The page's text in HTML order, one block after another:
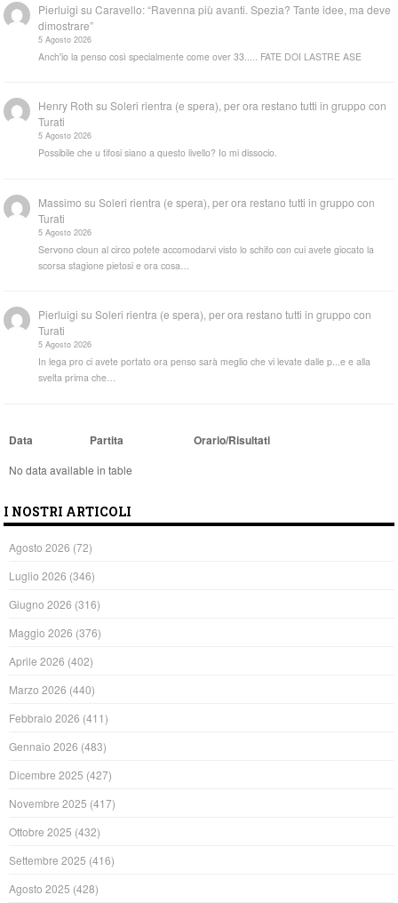
Pierluigi suCaravello: “Ravenna più avanti. Spezia? Tante idee, ma deve
dimostrare”
5 Agosto 2026
Anch'io la penso così specialmente come over 33..... FATE DOI LASTRE ASE
Henry Roth suSoleri rientra (e spera), per ora restano tutti in gruppo con
Turati
5 Agosto 2026
Possibile che u tifosi siano a questo livello? Io mi dissocio.
Massimo suSoleri rientra (e spera), per ora restano tutti in gruppo con
Turati
5 Agosto 2026
Servono cloun al circo potete accomodarvi visto lo schifo con cui avete giocato la
scorsa stagione pietosi e ora cosa…
Pierluigi suSoleri rientra (e spera), per ora restano tutti in gruppo con
Turati
5 Agosto 2026
In lega pro ci avete portato ora penso sarà meglio che vi levate dalle p...e e alla
svelta prima che…
Data Partita Orario/Risultati
No data available in table
I NOSTRI ARTICOLI
Agosto 2026 (72)
Luglio 2026 (346)
Giugno 2026 (316)
Maggio 2026 (376)
Aprile 2026 (402)
Marzo 2026 (440)
Febbraio 2026 (411)
Gennaio 2026 (483)
Dicembre 2025 (427)
Novembre 2025 (417)
Ottobre 2025 (432)
Settembre 2025 (416)
Agosto 2025 (428)